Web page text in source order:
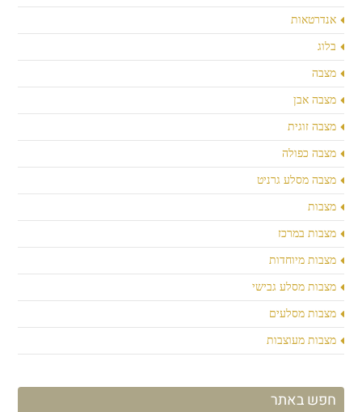
אנדרטאות
בלוג
מצבה
מצבה אבן
מצבה זוגית
מצבה כפולה
מצבה מסלע גרניט
מצבות
מצבות במרכז
מצבות מיוחדות
מצבות מסלע גבישי
מצבות מסלעים
מצבות מעוצבות
חפש באתר